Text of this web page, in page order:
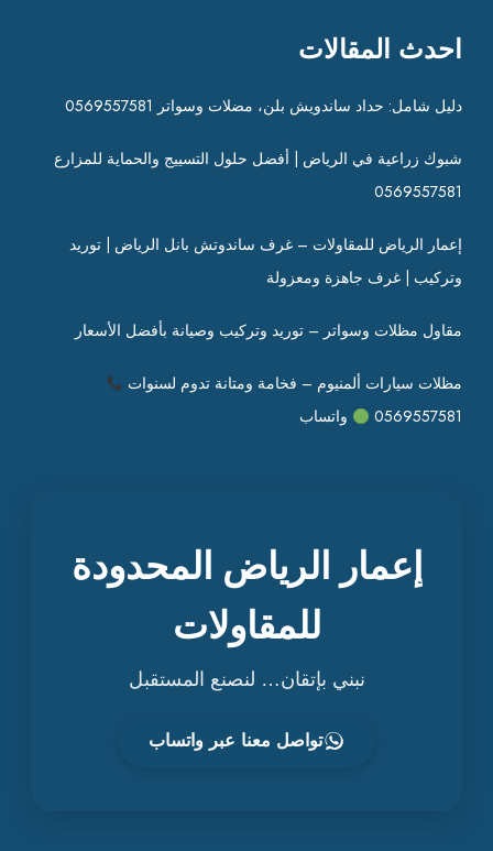
احدث المقالات
دليل شامل: حداد ساندويش بلن، مضلات وسواتر 0569557581
شبوك زراعية في الرياض | أفضل حلول التسييج والحماية للمزارع
0569557581
إعمار الرياض للمقاولات – غرف ساندوتش بانل الرياض | توريد
وتركيب | غرف جاهزة ومعزولة
مقاول مظلات وسواتر – توريد وتركيب وصيانة بأفضل الأسعار
مظلات سيارات ألمنيوم – فخامة ومتانة تدوم لسنوات
0569557581
واتساب
إعمار الرياض المحدودة
للمقاولات
نبني بإتقان… لنصنع المستقبل
تواصل معنا عبر واتساب